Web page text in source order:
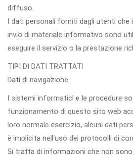
diffuso.
I dati personali forniti dagli utenti che
invio di materiale informativo sono
eseguire il servizio o la prestazione
TIPI DI DATI TRATTATI
Dati di navigazione
I sistemi informatici e le procedure
funzionamento di questo sito web
loro normale esercizio, alcuni dati
è implicita nell'uso dei protocolli di
Si tratta di informazioni che non